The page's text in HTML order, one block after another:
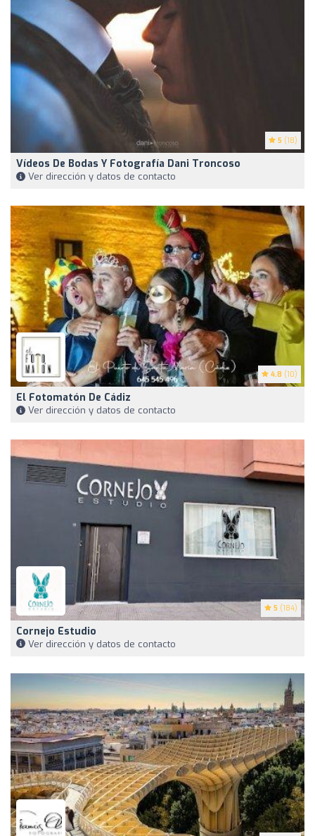
5 (18)
Vídeos De Bodas Y Fotografía Dani Troncoso
Ver dirección y datos de contacto
4.8 (10)
El Fotomatón De Cádiz
Ver dirección y datos de contacto
5 (184)
Cornejo Estudio
Ver dirección y datos de contacto